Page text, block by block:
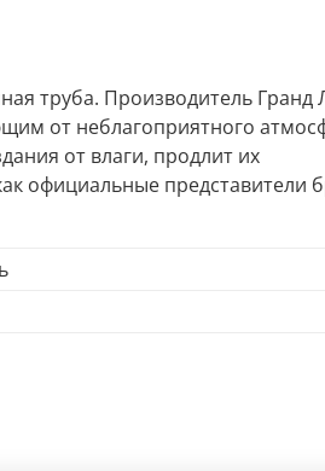
труба. Производитель Гранд
от неблагоприятного
от влаги, продлит их
официальные представители